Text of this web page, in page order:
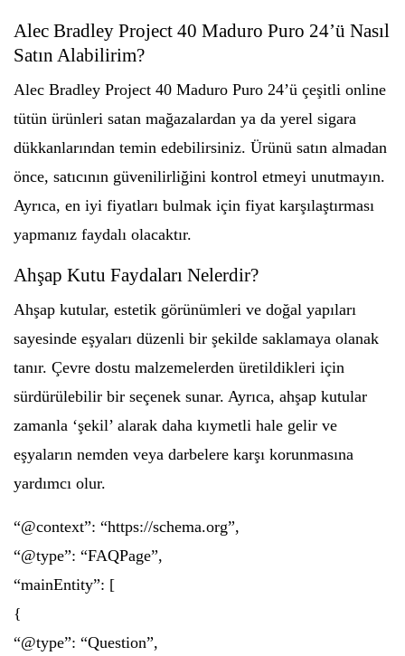
Alec Bradley Project 40 Maduro Puro 24’ü Nasıl
Satın Alabilirim?
Alec Bradley Project 40 Maduro Puro 24’ü çeşitli online
tütün ürünleri satan mağazalardan ya da yerel sigara
dükkanlarından temin edebilirsiniz. Ürünü satın almadan
önce, satıcının güvenilirliğini kontrol etmeyi unutmayın.
Ayrıca, en iyi fiyatları bulmak için fiyat karşılaştırması
yapmanız faydalı olacaktır.
Ahşap Kutu Faydaları Nelerdir?
Ahşap kutular, estetik görünümleri ve doğal yapıları
sayesinde eşyaları düzenli bir şekilde saklamaya olanak
tanır. Çevre dostu malzemelerden üretildikleri için
sürdürülebilir bir seçenek sunar. Ayrıca, ahşap kutular
zamanla ‘şekil’ alarak daha kıymetli hale gelir ve
eşyaların nemden veya darbelere karşı korunmasına
yardımcı olur.
“@context”: “https://schema.org”,
“@type”: “FAQPage”,
“mainEntity”: [
{
“@type”: “Question”,